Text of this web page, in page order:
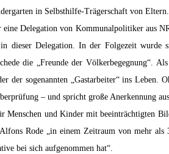
in Selbsthilfe-Trägerschaft von Eltern.
Delegation von Kommunalpolitiker aus
dieser Delegation. In der Folgezeit wurde
die „Freunde der Völkerbegegnung“.
der sogenannten „Gastarbeiter“ ins Leben.
– und spricht große Anerkennung
Menschen und Kinder mit beeinträchtigten
Rode „in einem Zeitraum von mehr als
bei sich aufgenommen hat“.